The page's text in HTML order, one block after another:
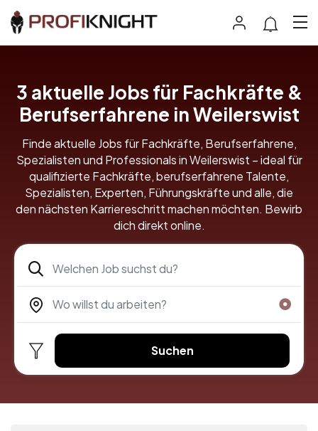
3 aktuelle Jobs für Fachkräfte &
Berufserfahrene in Weilerswist
Finde aktuelle Jobs für Fachkräfte, Berufserfahrene,
Spezialisten und Professionals in Weilerswist – ideal für
qualifizierte Fachkräfte, berufserfahrene Talente,
Spezialisten, Experten, Führungskräfte und alle, die
den nächsten Karriereschritt machen möchten. Bewirb
dich direkt online.
Suchen